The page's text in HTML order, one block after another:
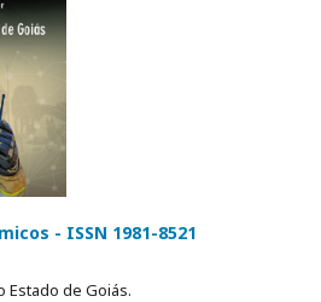
- ISSN 1981-8521
Estado de Goiás.